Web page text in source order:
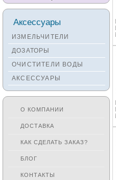
Смесители ZORG
Смесители KANTERA
Смесители SEAMAN
Смесители
Zigmund&Shtain
Смесители OULIN
Смесители под бронзу
Аксессуары
ИЗМЕЛЬЧИТЕЛИ
ДОЗАТОРЫ
ОЧИСТИТЕЛИ ВОДЫ
АКСЕССУАРЫ
О КОМПАНИИ
ДОСТАВКА
КАК СДЕЛАТЬ ЗАКАЗ?
БЛОГ
КОНТАКТЫ